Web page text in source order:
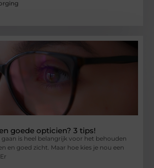
goede opticien? 3 tips!
is heel belangrijk voor het behouden
en goed zicht. Maar hoe kies je nou een